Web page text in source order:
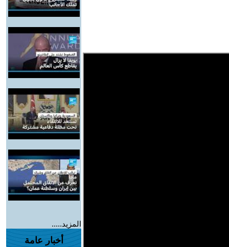
المزيد.....
أخبار عامة